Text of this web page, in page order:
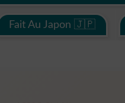
Fait Au Japon 🇯🇵